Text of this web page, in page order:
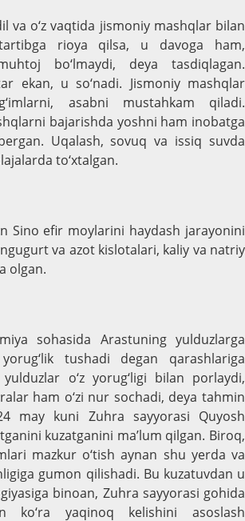
va o‘z vaqtida jismoniy mashqlar bilan
rioya qilsa, u davoga ham,
bo‘lmaydi, deya tasdiqlagan.
ekan, u so‘nadi. Jismoniy mashqlar
asabni mustahkam qiladi.
bajarishda yoshni ham inobatga
Uqalash, sovuq va issiq suvda
to‘xtalgan.
Sino efir moylarini haydash jarayonini
va azot kislotalari, kaliy va natriy
olgan.
sohasida Arastuning yulduzlarga
tushadi degan qarashlariga
o‘z yorug‘ligi bilan porlaydi,
ham o‘zi nur sochadi, deya tahmin
may kuni Zuhra sayyorasi Quyosh
kuzatganini ma’lum qilgan. Biroq,
mazkur o‘tish aynan shu yerda va
gumon qilishadi. Bu kuzatuvdan u
binoan, Zuhra sayyorasi gohida
ko‘ra yaqinoq kelishini asoslash